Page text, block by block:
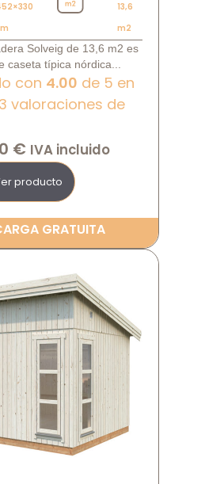
13,6
m2
Solveig de 13,6 m2 es
caseta típica nórdica...
con 4.00 de 5 en
3 valoraciones de
€ IVA incluido
producto
GRATUITA